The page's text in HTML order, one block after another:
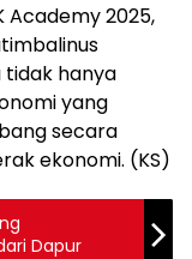
Academy 2025,
tidak hanya
yang
secara
ekonomi. (KS)
Dapur